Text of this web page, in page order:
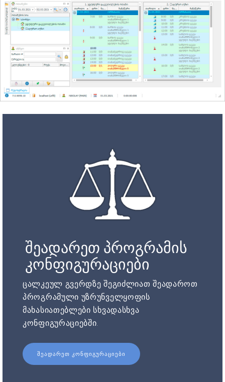
შეადარეთ პროგრამის
კონფიგურაციები
ცალკეულ გვერდზე შეგიძლიათ შეადაროთ
პროგრამული უზრუნველყოფის
მახასიათებლები სხვადასხვა
კონფიგურაციებში.
ᲨᲔᲐᲓᲐᲠᲔᲗ ᲙᲝᲜᲤᲘᲒᲣᲠᲐᲪᲘᲔᲑᲘ